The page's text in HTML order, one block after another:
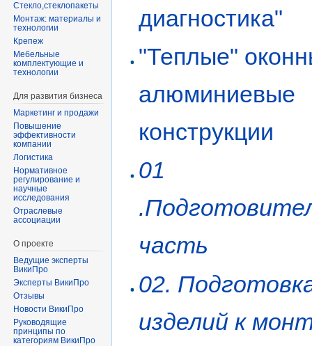
диагностика"
"Теплые"
алюминиевые
конструкции
01
часть
02.
изделий к
Стекло,стеклопакеты
Монтаж: материалы и
технологии
Крепеж
Мебельные
комплектующие и
технологии
Для развития бизнеса
Маркетинг и продажи
Повышение
эффективности
компании
Логистика
Нормативное
регулирование и
научные
исследования
Отраслевые
ассоциации
О проекте
Ведущие эксперты
ВикиПро
Эксперты ВикиПро
Отзывы
Новости ВикиПро
Руководящие
принципы по
категориям ВикиПро